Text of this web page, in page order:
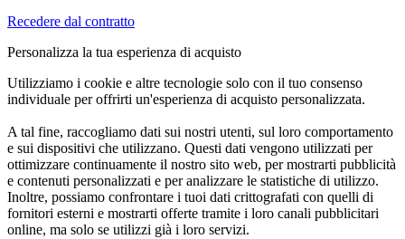
Recedere dal contratto
Personalizza la tua esperienza di acquisto
Utilizziamo i cookie e altre tecnologie solo con il tuo consenso
individuale per offrirti un'esperienza di acquisto personalizzata.
A tal fine, raccogliamo dati sui nostri utenti, sul loro comportamento
e sui dispositivi che utilizzano. Questi dati vengono utilizzati per
ottimizzare continuamente il nostro sito web, per mostrarti pubblicità
e contenuti personalizzati e per analizzare le statistiche di utilizzo.
Inoltre, possiamo confrontare i tuoi dati crittografati con quelli di
fornitori esterni e mostrarti offerte tramite i loro canali pubblicitari
online, ma solo se utilizzi già i loro servizi.